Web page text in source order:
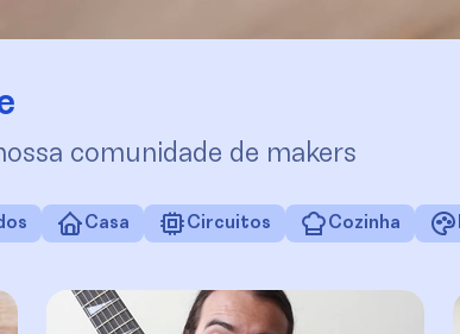
comunidade de makers
Casa Circuitos Cozinha